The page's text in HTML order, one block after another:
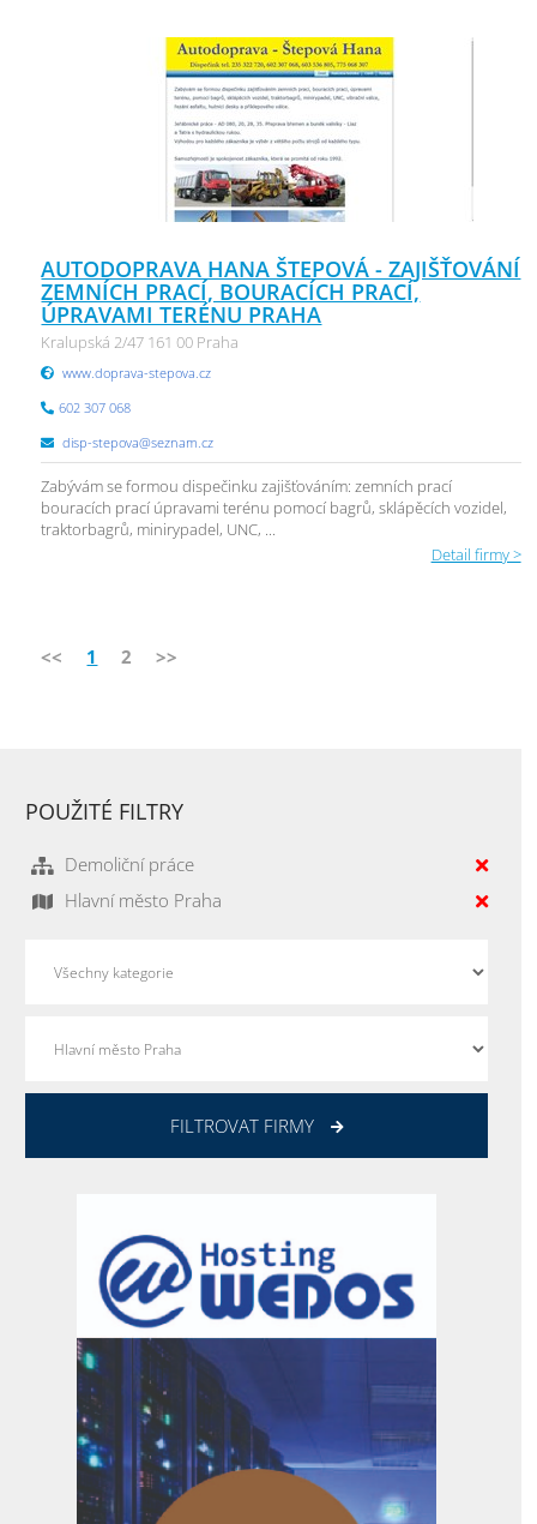
AUTODOPRAVA HANA ŠTEPOVÁ - ZAJIŠŤOVÁNÍ
ZEMNÍCH PRACÍ, BOURACÍCH PRACÍ,
ÚPRAVAMI TERÉNU PRAHA
Kralupská 2/47 161 00 Praha
www.doprava-stepova.cz
602 307 068
disp-stepova@seznam.cz
Zabývám se formou dispečinku zajišťováním: zemních prací
bouracích prací úpravami terénu pomocí bagrů, sklápěcích vozidel,
traktorbagrů, minirypadel, UNC, ...
Detail firmy >
<< 1 2 >>
POUŽITÉ FILTRY
Demoliční práce
Hlavní město Praha
FILTROVAT FIRMY